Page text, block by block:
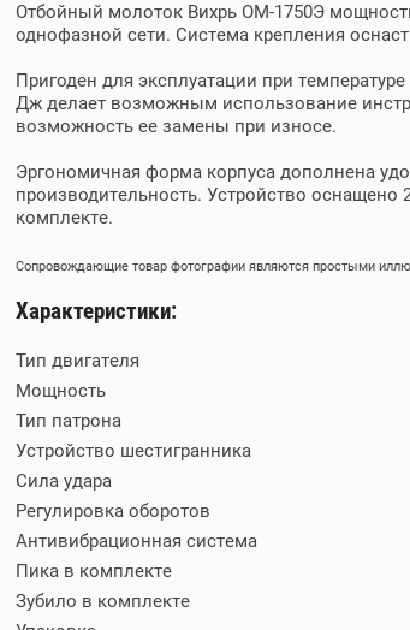
Отбойный молоток Вихрь ОМ-1750Э
однофазной сети. Система крепления
Пригоден для эксплуатации при
Дж делает возможным использование
возможность ее замены при износе.
Эргономичная форма корпуса дополнена
производительность. Устройство
комплекте.
Сопровождающие товар фотографии являются простыми
Характеристики:
Тип двигателя
Мощность
Тип патрона
Устройство шестигранника
Сила удара
Регулировка оборотов
Антивибрационная система
Пика в комплекте
Зубило в комплекте